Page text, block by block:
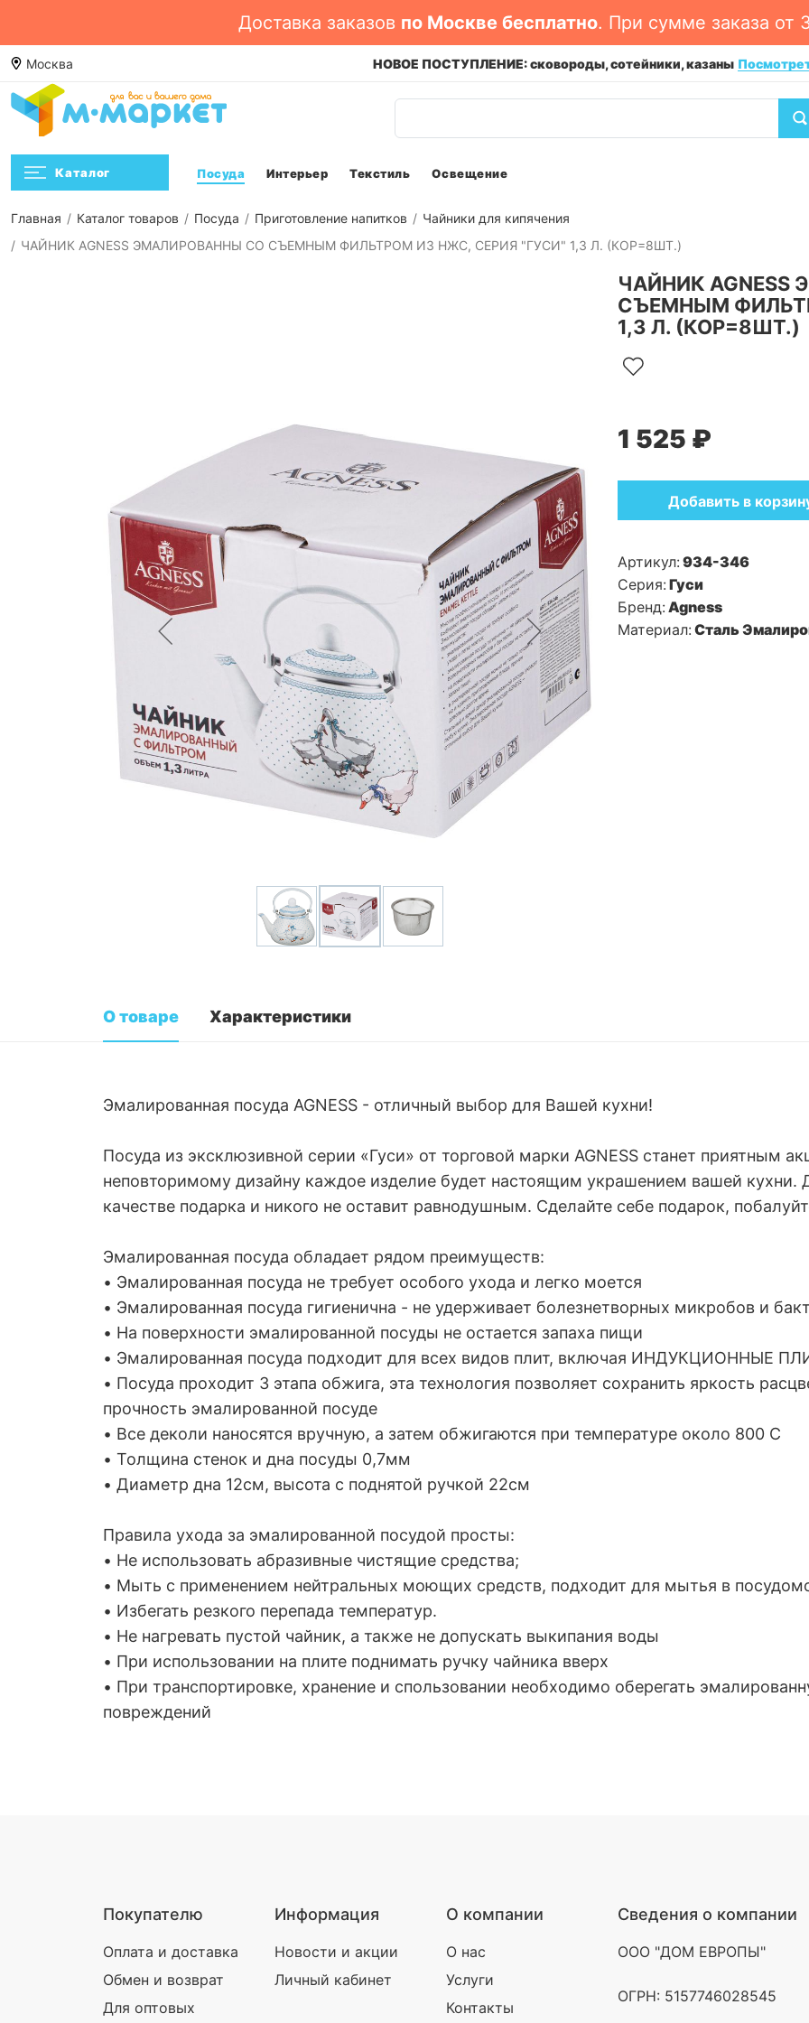
Доставка заказов по Москве бесплатно. При сумме заказа от
Москва
Смотреть -> НОВОЕ ПОСТУПЛЕНИЕ: сковороды, сотейники, казаны
Каталог Посуда Интерьер Текстиль Освещение
Главная Каталог товаров Посуда Приготовление напитков
Чайники для кипячения
ЧАЙНИК AGNESS ЭМАЛИРОВАННЫ СО СЪЕМНЫМ ФИЛЬТРОМ ИЗ НЖС, СЕРИЯ "ГУСИ" 1,3 Л. (КОР=8ШТ.)
ЧАЙНИК
СЪЕМНЫМ
1,3 Л. (КОР=8ШТ.)
1 525 ₽
Добавить в
Артикул: 934-346
Серия: Гуси
Бренд: Agness
Материал: Сталь
О товаре Характеристики
Эмалированная посуда AGNESS - отличный выбор для Вашей кухни!
Посуда из эксклюзивной серии «Гуси» от торговой марки AGNESS станет приятным
неповторимому дизайну каждое изделие будет настоящим украшением вашей кухни.
качестве подарка и никого не оставит равнодушным. Сделайте себе подарок,
Эмалированная посуда обладает рядом преимуществ:
• Эмалированная посуда не требует особого ухода и легко моется
• Эмалированная посуда гигиенична - не удерживает болезнетворных микробов и
• На поверхности эмалированной посуды не остается запаха пищи
• Эмалированная посуда подходит для всех видов плит, включая ИНДУКЦИОННЫЕ
• Посуда проходит 3 этапа обжига, эта технология позволяет сохранить яркость
прочность эмалированной посуде
• Все деколи наносятся вручную, а затем обжигаются при температуре около 800 С
• Толщина стенок и дна посуды 0,7мм
• Диаметр дна 12см, высота с поднятой ручкой 22см
Правила ухода за эмалированной посудой просты:
• Не использовать абразивные чистящие средства;
• Мыть с применением нейтральных моющих средств, подходит для мытья в
• Избегать резкого перепада температур.
• Не нагревать пустой чайник, а также не допускать выкипания воды
• При использовании на плите поднимать ручку чайника вверх
• При транспортировке, хранение и спользовании необходимо оберегать
повреждений
Покупателю
Оплата и доставка
Обмен и возврат
Для оптовых
Информация
Новости и акции
Личный кабинет
О компании
О нас
Услуги
Контакты
Сведения о компании
ООО "ДОМ ЕВРОПЫ"
ОГРН: 5157746028545